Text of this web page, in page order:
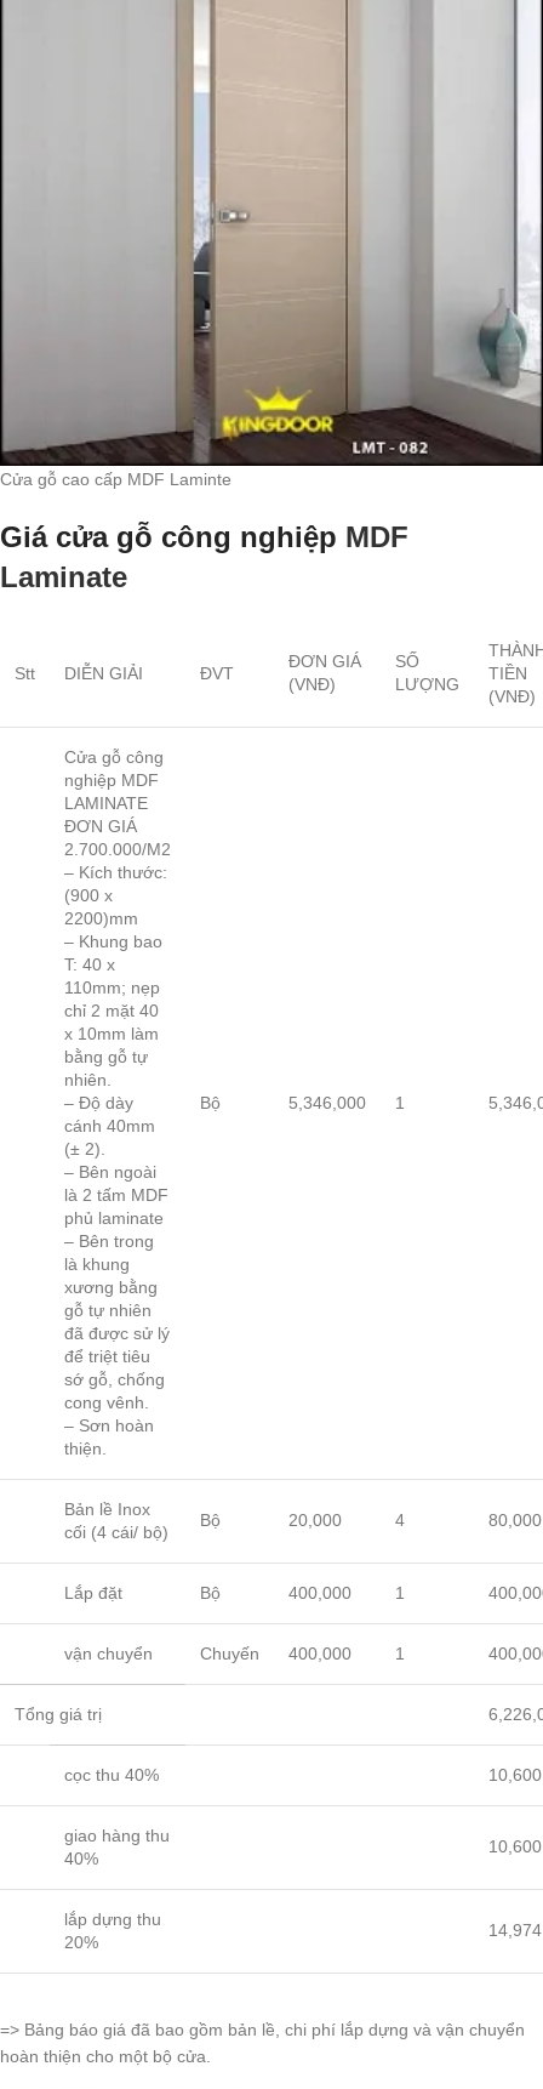
Cửa gỗ cao cấp MDF Laminte
Giá cửa gỗ công nghiệp MDF
Laminate
Stt DIỄN GIẢI ĐVT
ĐƠN GIÁ
(VNĐ)
SỐ
LƯỢNG
TIỀN
(VNĐ)
Cửa gỗ công
nghiệp MDF
LAMINATE
ĐƠN GIÁ
2.700.000/M2
– Kích thước:
(900 x
2200)mm
– Khung bao
T: 40 x
110mm; nẹp
chỉ 2 mặt 40
x 10mm làm
bằng gỗ tự
nhiên.
– Độ dày
cánh 40mm
(± 2).
– Bên ngoài
là 2 tấm MDF
phủ laminate
– Bên trong
là khung
xương bằng
gỗ tự nhiên
đã được sử lý
để triệt tiêu
sớ gỗ, chống
cong vênh.
– Sơn hoàn
thiện.
Bộ 5,346,000 1
Bản lề Inox
cối (4 cái/ bộ)
Bộ 20,000 4 80,000
Lắp đặt Bộ 400,000 1
vận chuyển Chuyến 400,000 1
Tổng giá trị
cọc thu 40%
giao hàng thu
40%
lắp dựng thu
20%
=> Bảng báo giá đã bao gồm bản lề, chi phí lắp dựng và vận chuyển
hoàn thiện cho một bộ cửa.